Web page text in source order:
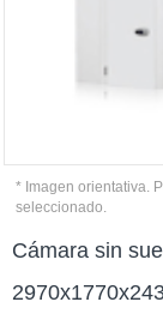
* Imagen orientativa.
seleccionado.
Cámara sin